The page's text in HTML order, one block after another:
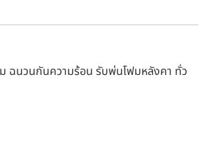
ฉนวนกันความร้อน รับพ่นโฟมหลังคา ทั่ว